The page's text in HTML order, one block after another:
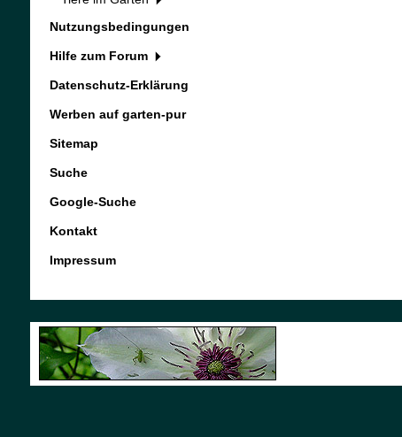
Nutzungsbedingungen
Hilfe zum Forum
Datenschutz-Erklärung
Werben auf garten-pur
Sitemap
Suche
Google-Suche
Kontakt
Impressum